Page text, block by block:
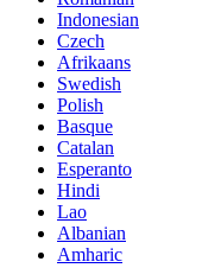
Indonesian
Czech
Afrikaans
Swedish
Polish
Basque
Catalan
Esperanto
Hindi
Lao
Albanian
Amharic